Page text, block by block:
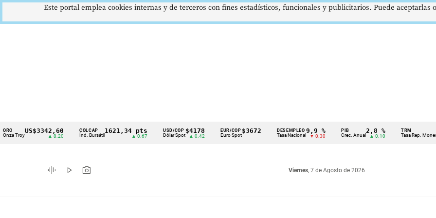
Cintillo
indicadores
económicos
US$3342,60 COLCAP
Índ. Bursátil
1621,34 pts USD/COP
Dólar Spot
$4178
▲ 0.42
EUR/COP
Euro Spot
$3672
—
DESEMPLEO
Tasa Nacional
9,9 %
▼ 0.30
PIB
Crec. Anual
2,8 %
▲ 0.10
TRM
Tasa Rep. Moneda
graphic_eq play_arrow photo_camera Viernes, 7 de Agosto de 2026
Este portal emplea cookies internas y de terceros con fines estadísticos, funcionales y publicitarios. Puede aceptarlas